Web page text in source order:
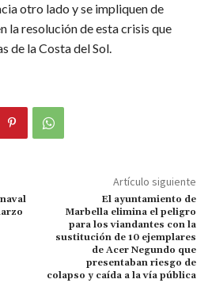
otro lado y se impliquen de
la resolución de esta crisis que
de la Costa del Sol.
Artículo siguiente
El ayuntamiento de
Marbella elimina el peligro
para los viandantes con la
sustitución de 10 ejemplares
de Acer Negundo que
presentaban riesgo de
colapso y caída a la vía pública